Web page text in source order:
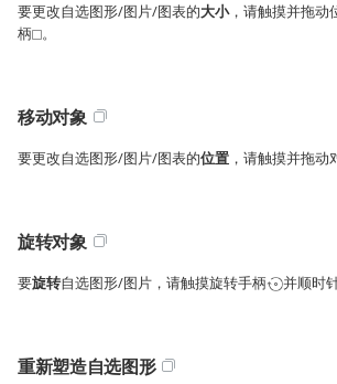
要更改自选图形/图片/图表的大小，请触摸并拖动
柄
。
移动对象
要更改自选图形/图片/图表的位置 ，请触摸并拖动
旋转对象
要旋转自选图形/图片，请触摸旋转手柄 并顺时
重新塑造自选图形